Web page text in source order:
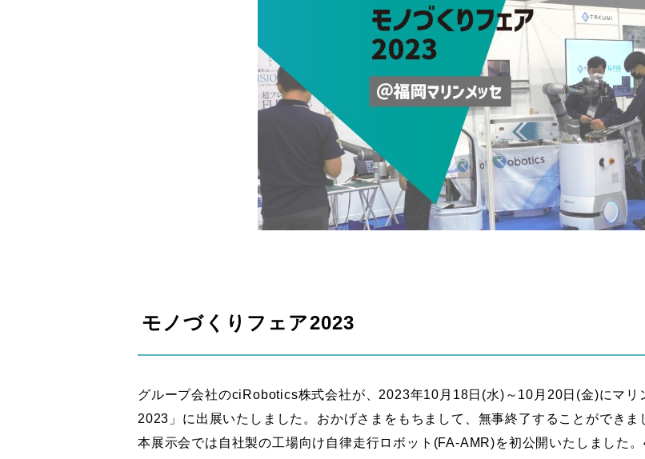
モノづくりフェア2023
グループ会社のciRobotics株式会社が、2023年10月18日(水)～10月20日(金)にマリ
2023」に出展いたしました。おかげさまをもちまして、無事終了することができま
本展示会では自社製の工場向け自律走行ロボット(FA-AMR)を初公開いたしました